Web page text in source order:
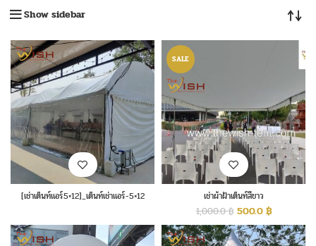
Show sidebar
[เช่าเต็นท์แอร์5×12]_เต็นท์เช่าแอร์-5×12
SALE
เช่าผ้าฝ้าเต็นท์สีขาว
1,000.0฿ 500.0฿